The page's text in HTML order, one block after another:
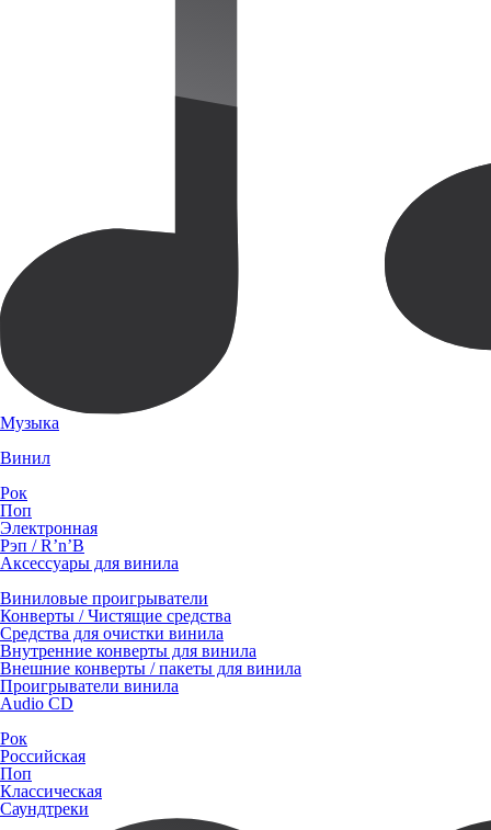
Музыка
Винил
Рок
Поп
Электронная
Рэп / R’n’B
Аксессуары для винила
Виниловые проигрыватели
Конверты / Чистящие средства
Средства для очистки винила
Внутренние конверты для винила
Внешние конверты / пакеты для винила
Проигрыватели винила
Audio CD
Рок
Российская
Поп
Классическая
Саундтреки